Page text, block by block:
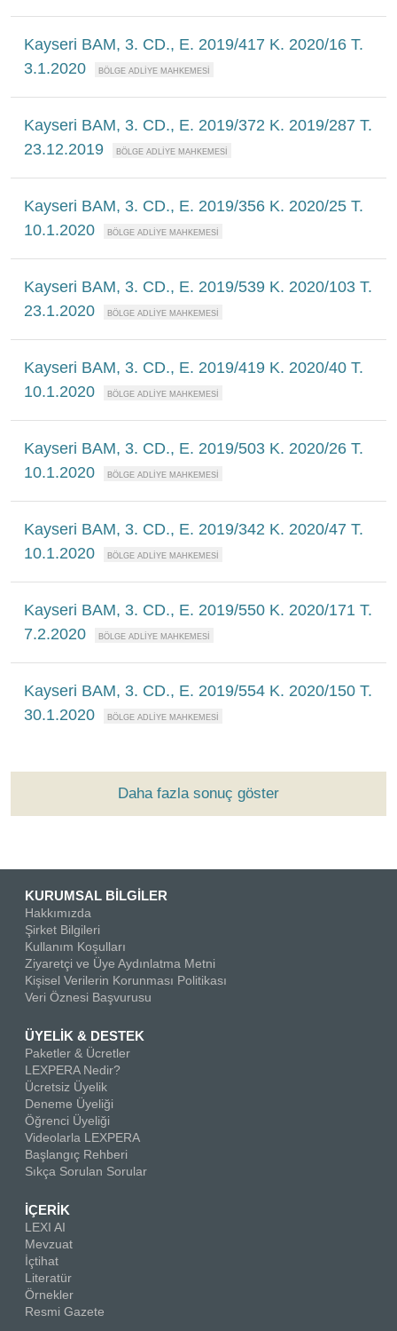
Kayseri BAM, 3. CD., E. 2019/417 K. 2020/16 T.
3.1.2020
Kayseri BAM, 3. CD., E. 2019/372 K. 2019/287 T.
23.12.2019
Kayseri BAM, 3. CD., E. 2019/356 K. 2020/25 T.
10.1.2020
Kayseri BAM, 3. CD., E. 2019/539 K. 2020/103 T.
23.1.2020
Kayseri BAM, 3. CD., E. 2019/419 K. 2020/40 T.
10.1.2020
Kayseri BAM, 3. CD., E. 2019/503 K. 2020/26 T.
10.1.2020
Kayseri BAM, 3. CD., E. 2019/342 K. 2020/47 T.
10.1.2020
Kayseri BAM, 3. CD., E. 2019/550 K. 2020/171 T.
7.2.2020
Kayseri BAM, 3. CD., E. 2019/554 K. 2020/150 T.
30.1.2020
Daha fazla sonuç göster
KURUMSAL BİLGİLER
Hakkımızda
Şirket Bilgileri
Kullanım Koşulları
Ziyaretçi ve Üye Aydınlatma Metni
Kişisel Verilerin Korunması Politikası
Veri Öznesi Başvurusu
ÜYELİK & DESTEK
Paketler & Ücretler
LEXPERA Nedir?
Ücretsiz Üyelik
Deneme Üyeliği
Öğrenci Üyeliği
Videolarla LEXPERA
Başlangıç Rehberi
Sıkça Sorulan Sorular
İÇERİK
LEXI AI
Mevzuat
İçtihat
Literatür
Örnekler
Resmi Gazete